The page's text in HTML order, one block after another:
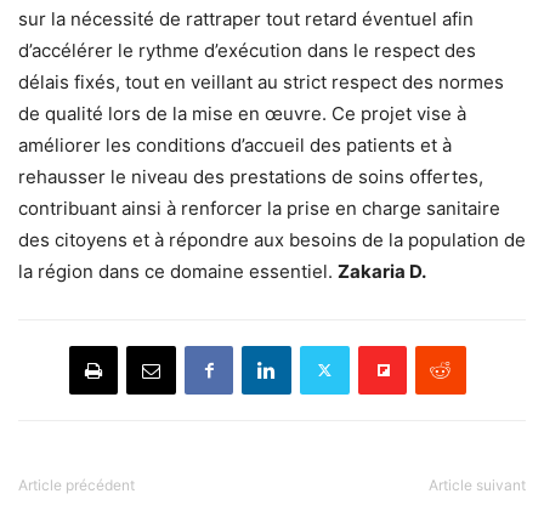
sur la nécessité de rattraper tout retard éventuel afin
d’accélérer le rythme d’exécution dans le respect des
délais fixés, tout en veillant au strict respect des normes
de qualité lors de la mise en œuvre. Ce projet vise à
améliorer les conditions d’accueil des patients et à
rehausser le niveau des prestations de soins offertes,
contribuant ainsi à renforcer la prise en charge sanitaire
des citoyens et à répondre aux besoins de la population de
la région dans ce domaine essentiel. Zakaria D.
Article précédent Article suivant